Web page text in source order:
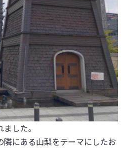
した。
にある山梨をテーマにしたお